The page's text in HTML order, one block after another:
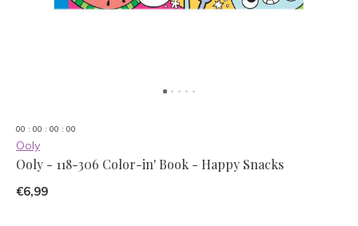
00 : 00 : 00 : 00
Ooly
Ooly - 118-306 Color-in' Book - Happy Snacks
€6,99